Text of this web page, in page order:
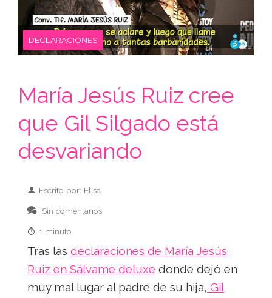
DECLARACIONES
María Jesús Ruiz cree
que Gil Silgado está
desvariando
Escrito por: Elisa
Sin comentarios
1 minuto
Tras las declaraciones de María Jesús
Ruiz en Sálvame deluxe donde dejó en
muy mal lugar al padre de su hija, Gil